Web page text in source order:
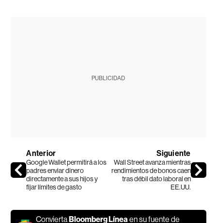
PUBLICIDAD
Anterior
Google Wallet permitirá a los
padres enviar dinero
directamente a sus hijos y
fijar límites de gasto
Siguiente
Wall Street avanza mientras
rendimientos de bonos caen
tras débil dato laboral en
EE.UU.
ConviertaBloomberg Líneaen su fuente de